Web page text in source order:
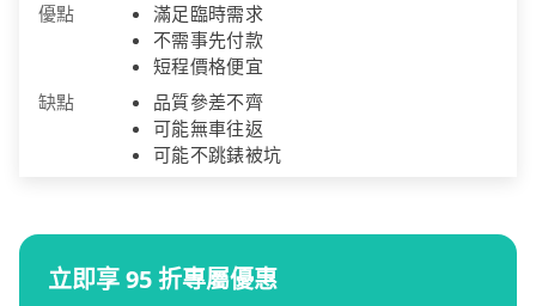
優點
滿足臨時需求
不需事先付款
短程價格便宜
缺點
品質參差不齊
可能無車往返
可能不跳錶被坑
立即享 95 折專屬優惠